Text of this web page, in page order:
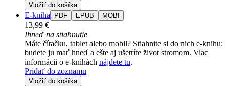
Vložiť do košíka
E-kniha PDF EPUB MOBI
13,99 €
Ihneď na stiahnutie
Máte čítačku, tablet alebo mobil? Stiahnite si do nich e-knihu:
budete ju mať hneď a ešte aj ušetríte život stromom. Viac
informácii o e-knihách nájdete tu.
Pridať do zoznamu
Vložiť do košíka